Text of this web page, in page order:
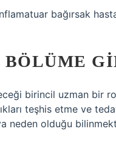
bağırsak
birincil uzman bir
teşhis etme ve
neden olduğu